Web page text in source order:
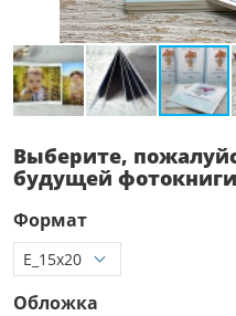
Выберите,
будущей фотокниги
Формат
Обложка